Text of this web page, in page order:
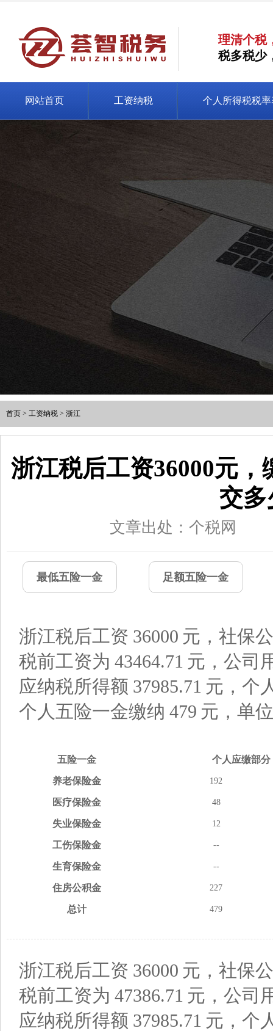
理清个税
税多税少
网站首页 工资纳税 个人所得税税率
首页 > 工资纳税 > 浙江
浙江税后工资36000元
交多
文章出处：个税网
最低五险一金 足额五险一金
浙江税后工资 36000 元，社保
税前工资为 43464.71 元，公司
应纳税所得额 37985.71 元，个
个人五险一金缴纳 479 元，单
五险一金 个人应缴部分
养老保险金 192
医疗保险金 48
失业保险金 12
工伤保险金 --
生育保险金 --
住房公积金 227
总计 479
浙江税后工资 36000 元，社保
税前工资为 47386.71 元，公司
应纳税所得额 37985.71 元，个